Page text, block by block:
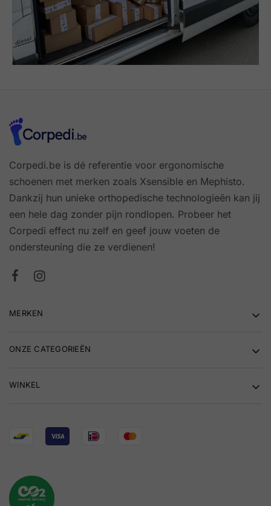
Corpedi.be is dé referentie voor ergonomische
schoenen met merken zoals Xsensible en Mephisto.
Dankzij hun unieke orthopedische technologieën kan jij
een hele dag zonder pijn rondlopen. Probeer het
Corpedi effect nu zelf en geef jouw voeten de
ondersteuning die ze verdienen!
MERKEN
ONZE CATEGORIEËN
WINKEL